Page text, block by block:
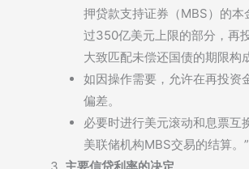
押贷款支持证券（MBS）的本
过350亿美元上限的部分，再
大致匹配未偿还国债的期限构成
如因操作需要，允许在再投资
偏差。
必要时进行美元滚动和息票互
美联储机构MBS交易的结算。”